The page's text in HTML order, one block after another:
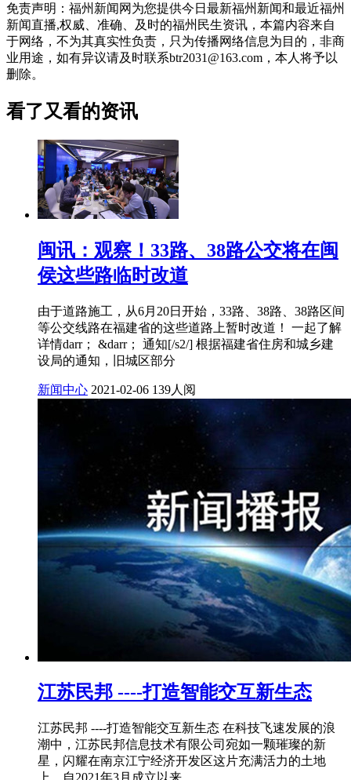
免责声明：福州新闻网为您提供今日最新福州新闻和最近福州
新闻直播,权威、准确、及时的福州民生资讯，本篇内容来自
于网络，不为其真实性负责，只为传播网络信息为目的，非商
业用途，如有异议请及时联系btr2031@163.com，本人将予以
删除。
看了又看的资讯
闽讯：观察！33路、38路公交将在闽
侯这些路临时改道
由于道路施工，从6月20日开始，33路、38路、38路区间
等公交线路在福建省的这些道路上暂时改道！ 一起了解
详情darr； &darr； 通知[/s2/] 根据福建省住房和城乡建
设局的通知，旧城区部分
新闻中心 2021-02-06 139人阅
江苏民邦 ----打造智能交互新生态
江苏民邦 ----打造智能交互新生态 在科技飞速发展的浪
潮中，江苏民邦信息技术有限公司宛如一颗璀璨的新
星，闪耀在南京江宁经济开发区这片充满活力的土地